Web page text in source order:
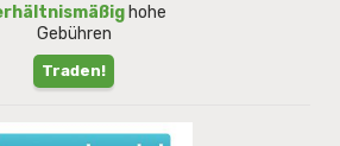
hohe
Gebühren
Traden!